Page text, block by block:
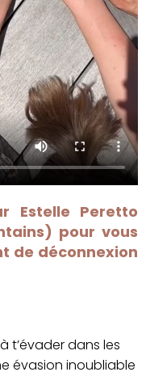
Estelle Peretto
pour vous
de déconnexion
t’évader dans les
évasion inoubliable